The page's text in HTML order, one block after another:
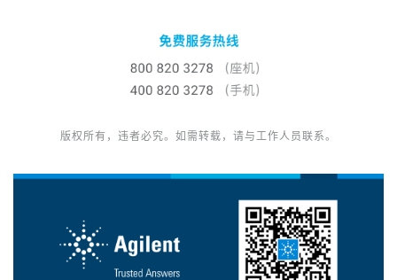
版权所有，违者必究。如需转载，请与工作人员联系。